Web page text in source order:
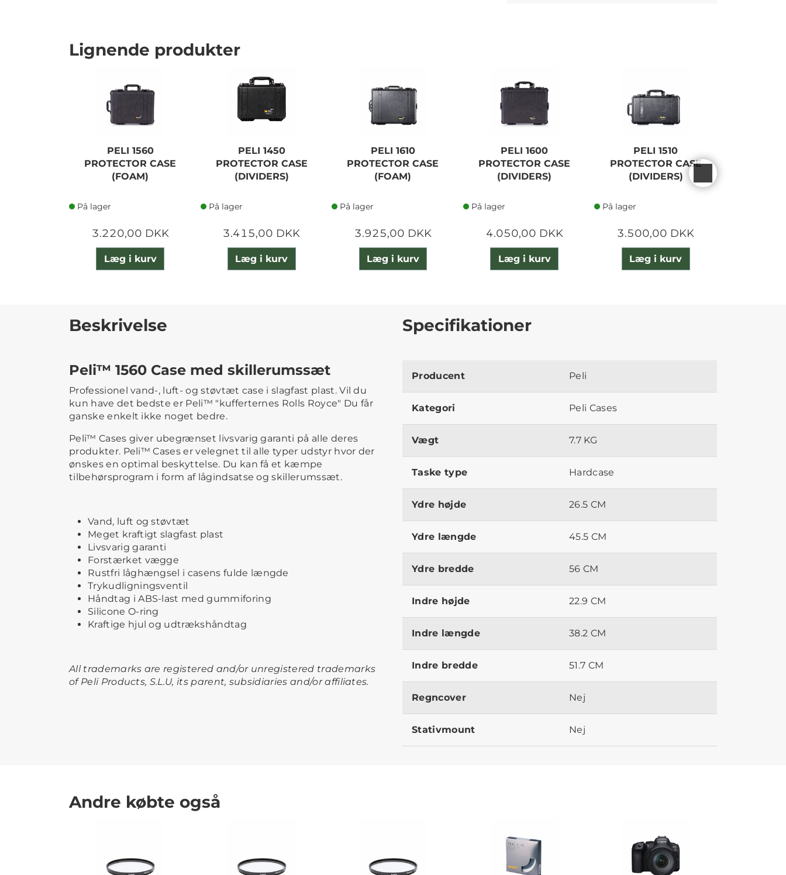
Lignende produkter
PELI 1560
PROTECTOR CASE
(FOAM)
På lager
3.220,00 DKK
Læg i kurv
PELI 1450
PROTECTOR CASE
(DIVIDERS)
På lager
3.415,00 DKK
Læg i kurv
PELI 1610
PROTECTOR CASE
(FOAM)
På lager
3.925,00 DKK
Læg i kurv
PELI 1600
PROTECTOR CASE
(DIVIDERS)
På lager
4.050,00 DKK
Læg i kurv
PELI 1510
PROTECTOR CASE
(DIVIDERS)
På lager
3.500,00 DKK
Læg i kurv
Beskrivelse
Peli™ 1560 Case med skillerumssæt
Professionel vand-, luft- og støvtæt case i slagfast plast. Vil du
kun have det bedste er Peli™ "kufferternes Rolls Royce" Du får
ganske enkelt ikke noget bedre.
Peli™ Cases giver ubegrænset livsvarig garanti på alle deres
produkter. Peli™ Cases er velegnet til alle typer udstyr hvor der
ønskes en optimal beskyttelse. Du kan få et kæmpe
tilbehørsprogram i form af lågindsatse og skillerumssæt.
Vand, luft og støvtæt
Meget kraftigt slagfast plast
Livsvarig garanti
Forstærket vægge
Rustfri låghængsel i casens fulde længde
Trykudligningsventil
Håndtag i ABS-last med gummiforing
Silicone O-ring
Kraftige hjul og udtrækshåndtag
All trademarks are registered and/or unregistered trademarks
of Peli Products, S.L.U, its parent, subsidiaries and/or affiliates.
Specifikationer
Producent Peli
Kategori Peli Cases
Vægt 7.7 KG
Taske type Hardcase
Ydre højde 26.5 CM
Ydre længde 45.5 CM
Ydre bredde 56 CM
Indre højde 22.9 CM
Indre længde 38.2 CM
Indre bredde 51.7 CM
Regncover Nej
Stativmount Nej
Andre købte også